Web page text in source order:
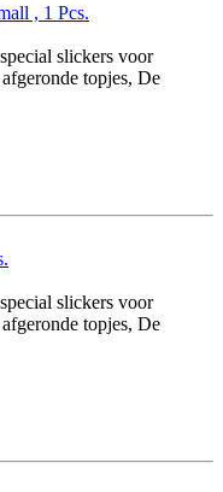
, 1 Pcs.
slickers voor
topjes, De
slickers voor
topjes, De